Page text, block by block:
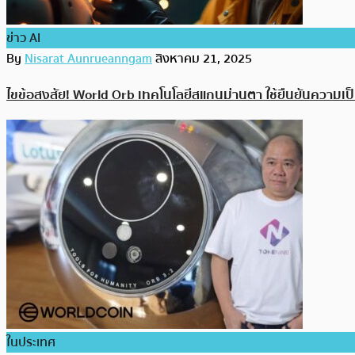
ข่าว AI
ByNisarat Aunrueanngamสิงหาคม 21, 2025
ไขข้อสงสัย! World Orb เทคโนโลยีสแกนม่านตา ใช้ยืนยันควา
ในประเทศ